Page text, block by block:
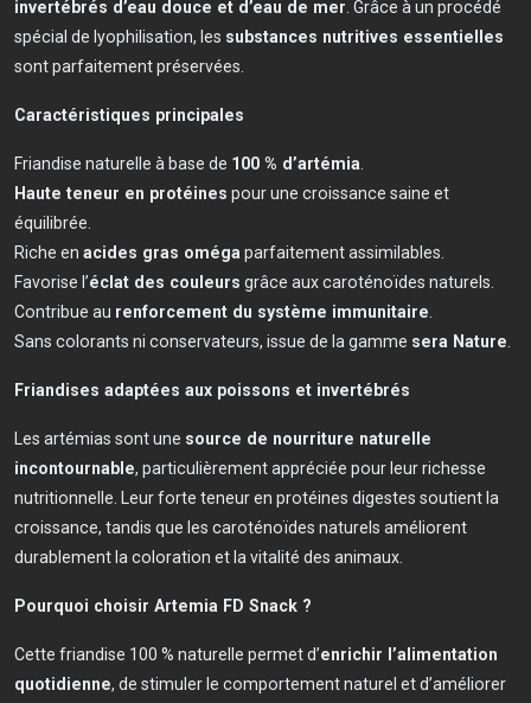
invertébrés d’eau douce et d’eau de mer. Grâce à un procédé
spécial de lyophilisation, les substances nutritives essentielles
sont parfaitement préservées.
Caractéristiques principales
Friandise naturelle à base de 100 % d’artémia.
Haute teneur en protéines pour une croissance saine et
équilibrée.
Riche en acides gras omégaparfaitement assimilables.
Favorise l’éclat des couleurs grâce aux caroténoïdes naturels.
Contribue au renforcement du système immunitaire.
Sans colorants ni conservateurs, issue de la gamme sera Nature.
Friandises adaptées aux poissons et invertébrés
Les artémias sont une source de nourriture naturelle
incontournable, particulièrement appréciée pour leur richesse
nutritionnelle. Leur forte teneur en protéines digestes soutient la
croissance, tandis que les caroténoïdes naturels améliorent
durablement la coloration et la vitalité des animaux.
Pourquoi choisir Artemia FD Snack ?
Cette friandise 100 % naturelle permet d’enrichir l’alimentation
quotidienne, de stimuler le comportement naturel et d’améliorer